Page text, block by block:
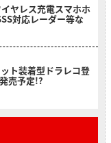
ヤレス充電スマホホ
対応レーダー等な
ト装着型ドラレコ登
売予定!?